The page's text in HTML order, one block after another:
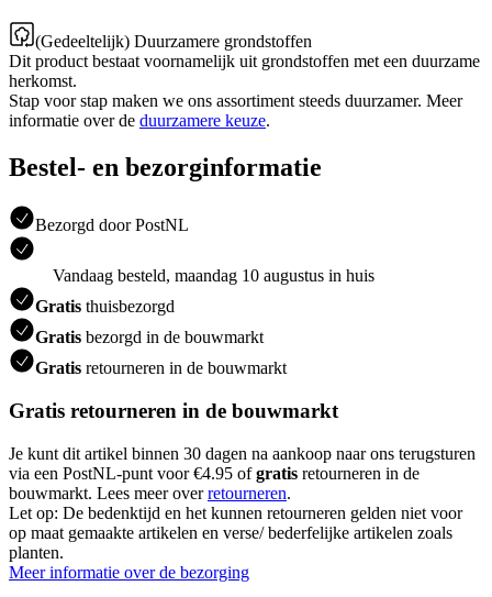
(Gedeeltelijk) Duurzamere grondstoffen
Dit product bestaat voornamelijk uit grondstoffen met een duurzame
herkomst.
Stap voor stap maken we ons assortiment steeds duurzamer. Meer
informatie over de duurzamere keuze.
Bestel- en bezorginformatie
Bezorgd door PostNL
Vandaag besteld, maandag 10 augustus in huis
Gratis thuisbezorgd
Gratis bezorgd in de bouwmarkt
Gratis retourneren in de bouwmarkt
Gratis retourneren in de bouwmarkt
Je kunt dit artikel binnen 30 dagen na aankoop naar ons terugsturen
via een PostNL-punt voor €4.95 ofgratis retourneren in de
bouwmarkt. Lees meer overretourneren.
Let op: De bedenktijd en het kunnen retourneren gelden niet voor
op maat gemaakte artikelen en verse/ bederfelijke artikelen zoals
planten.
Meer informatie over de bezorging